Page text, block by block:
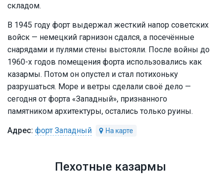
складом.
В 1945 году форт выдержал жесткий напор советских
войск — немецкий гарнизон сдался, а посечённые
снарядами и пулями стены выстояли. После войны до
1960-х годов помещения форта использовались как
казармы. Потом он опустел и стал потихоньку
разрушаться. Море и ветры сделали своё дело —
сегодня от форта «Западный», признанного
памятником архитектуры, остались только руины.
форт Западный
Пехотные казармы